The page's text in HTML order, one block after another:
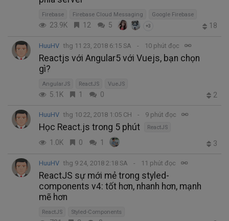
Firebase Firebase Cloud Messaging Google Firebase
23.9K 12 5 +3 18
HuuHV thg 11 23, 2018 6:15 SA 10 phút đọc
Reactjs với Angular5 với Vuejs, bạn chọn
gì?
AngularJS ReactJS VueJS
5.1K 1 0 2
HuuHV thg 10 22, 2018 1:05 CH 9 phút đọc
Học React.js trong 5 phút ReactJS
1.0K 0 1 3
HuuHV thg 9 24, 2018 2:18 SA 11 phút đọc
ReactJS sự mới mẻ trong styled-
components v4: tốt hơn, nhanh hơn, mạnh
mẽ hơn
ReactJS Styled-Components